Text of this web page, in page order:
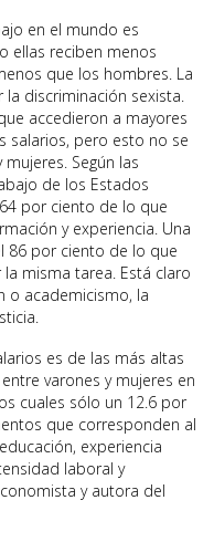
en el mundo es
ellas reciben menos
que los hombres. La
discriminación sexista.
accedieron a mayores
salarios, pero esto no se
Según las
de los Estados
por ciento de lo que
y experiencia. Una
86 por ciento de lo que
misma tarea. Está claro
o academicismo, la
es de las más altas
varones y mujeres en
cuales sólo un 12.6 por
que corresponden al
experiencia
laboral y
y autora del